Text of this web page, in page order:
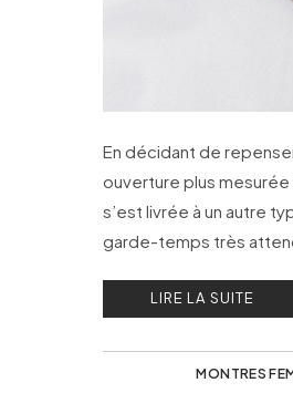
En décidant de
ouverture plus
s’est livrée à un autre
garde-temps très
LIRE LA SUITE
MONTRES